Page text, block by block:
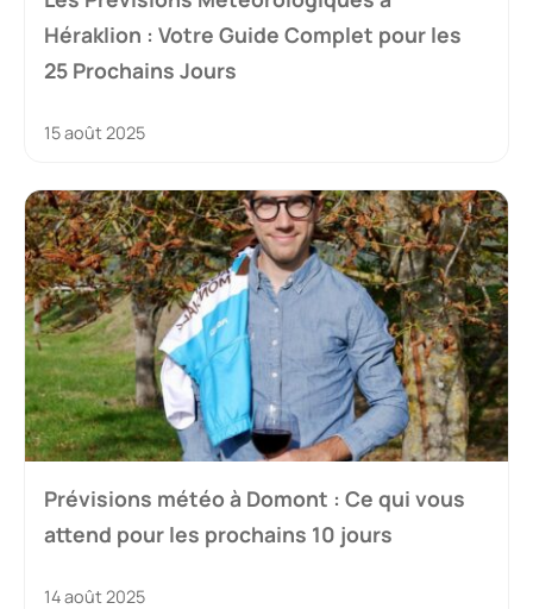
Héraklion : Votre Guide Complet pour les
25 Prochains Jours
15 août 2025
Prévisions météo à Domont : Ce qui vous
attend pour les prochains 10 jours
14 août 2025